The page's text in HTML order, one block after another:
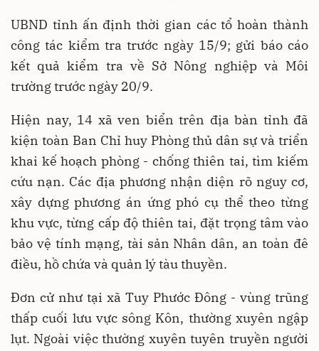
UBND tỉnh ấn định thời gian các tổ hoàn thành
công tác kiểm tra trước ngày 15/9; gửi báo cáo
kết quả kiểm tra về Sở Nông nghiệp và Môi
trường trước ngày 20/9.
Hiện nay, 14 xã ven biển trên địa bàn tỉnh đã
kiện toàn Ban Chỉ huy Phòng thủ dân sự và triển
khai kế hoạch phòng - chống thiên tai, tìm kiếm
cứu nạn. Các địa phương nhận diện rõ nguy cơ,
xây dựng phương án ứng phó cụ thể theo từng
khu vực, từng cấp độ thiên tai, đặt trọng tâm vào
bảo vệ tính mạng, tài sản Nhân dân, an toàn đê
điều, hồ chứa và quản lý tàu thuyền.
Đơn cử như tại xã Tuy Phước Đông - vùng trũng
thấp cuối lưu vực sông Kôn, thường xuyên ngập
lụt. Ngoài việc thường xuyên tuyên truyền người